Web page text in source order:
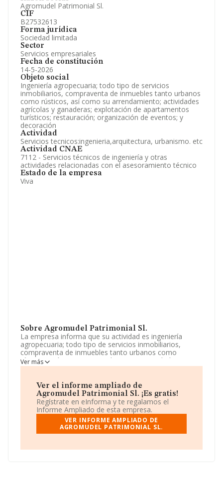
Agromudel Patrimonial Sl.
CIF
B27532613
Forma jurídica
Sociedad limitada
Sector
Servicios empresariales
Fecha de constitución
14-5-2026
Objeto social
Ingeniería agropecuaria; todo tipo de servicios
inmobiliarios, compraventa de inmuebles tanto urbanos
como rústicos, así como su arrendamiento; actividades
agrícolas y ganaderas; explotación de apartamentos
turísticos; restauración; organización de eventos; y
decoración
Actividad
Servicios tecnicos:ingenieria,arquitectura, urbanismo. etc
Actividad CNAE
7112 - Servicios técnicos de ingeniería y otras
actividades relacionadas con el asesoramiento técnico
Estado de la empresa
Viva
Sobre Agromudel Patrimonial Sl.
La empresa informa que su actividad es ingeniería
agropecuaria; todo tipo de servicios inmobiliarios,
compraventa de inmuebles tanto urbanos como
rústicos, así como su arrendamiento; actividades
agrícolas y ganaderas; explotación de apartamentos
decoración. La empresa está registrada como Sociedad
Limitada. La actividad de referencia CNAE corresponde
a 'Servicios técnicos de ingeniería y otras actividades
relacionadas con el asesoramiento técnico', cuyo
Código es 7112. La compañía no tiene actividad en
mercados exteriores.
se encuentra en Calle Arrayanes núm. 11, (11407), en el
Ver más
Ver el informe ampliado de
Agromudel Patrimonial Sl. ¡Es gratis!
Regístrate en eInforma y te regalamos el
Informe Ampliado de esta empresa.
VER INFORME AMPLIADO DE
AGROMUDEL PATRIMONIAL SL.